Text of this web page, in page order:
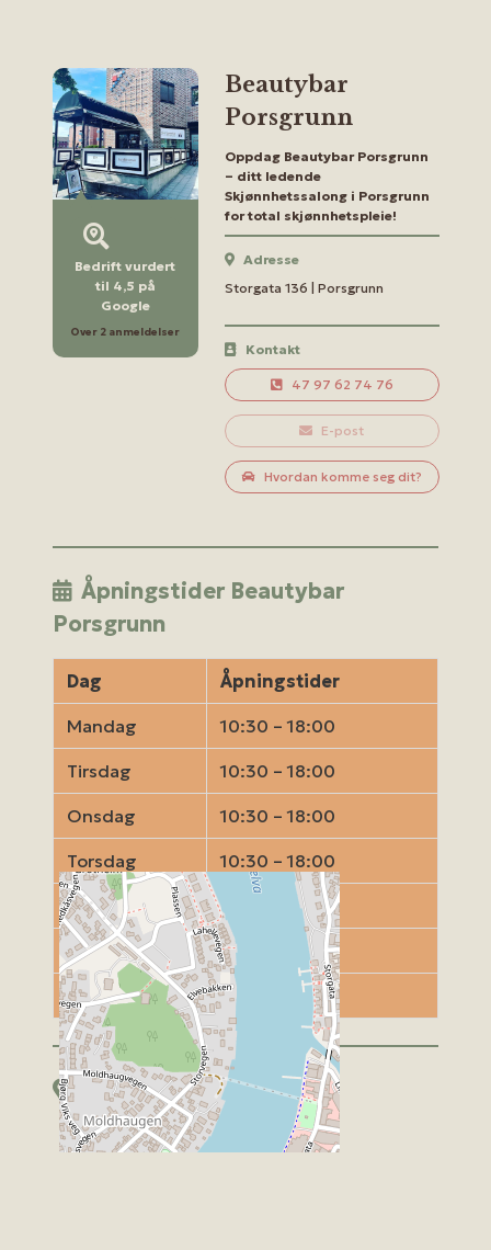
Bedrift vurdert
til 4,5 på
Google
Over 2 anmeldelser
Beautybar
Porsgrunn
Oppdag Beautybar Porsgrunn
– ditt ledende
Skjønnhetssalong i Porsgrunn
for total skjønnhetspleie!
Adresse
Storgata 136 | Porsgrunn
Kontakt
47 97 62 74 76
E-post
Hvordan komme seg dit?
Åpningstider Beautybar
Porsgrunn
Dag Åpningstider
Mandag 10:30 – 18:00
Tirsdag 10:30 – 18:00
Onsdag 10:30 – 18:00
Torsdag 10:30 – 18:00
Fredag 10:30 – 18:00
Lørdag Stengt
Søndag Stengt
Kart